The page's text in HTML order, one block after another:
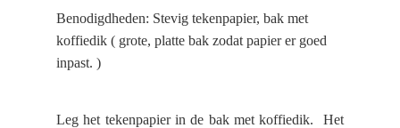
Benodigdheden: Stevig tekenpapier, bak met
koffiedik ( grote, platte bak zodat papier er goed
inpast. )
Leg het tekenpapier in de bak met koffiedik.
Het